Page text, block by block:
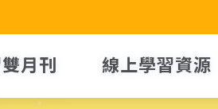
月刊 線上學習資源